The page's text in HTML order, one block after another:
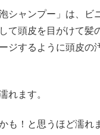
シャンプー」は、ビ
て頭皮を目がけて髪
ジするように頭皮の
れます。
も！と思うほど濡れ